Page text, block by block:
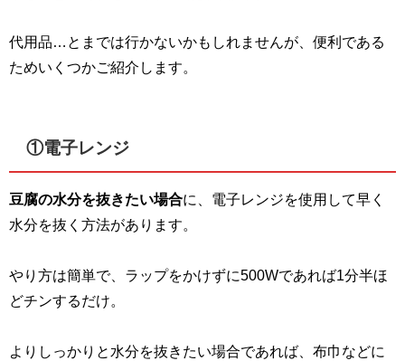
代用品…とまでは行かないかもしれませんが、便利である
ためいくつかご紹介します。
①電子レンジ
豆腐の水分を抜きたい場合に、電子レンジを使用して早く
水分を抜く方法があります。
やり方は簡単で、ラップをかけずに500Wであれば1分半ほ
どチンするだけ。
よりしっかりと水分を抜きたい場合であれば、布巾などに